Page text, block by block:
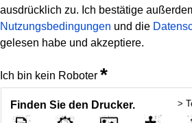
ausdrücklich zu. Ich bestätige
Nutzungsbedingungen und die
gelesen habe und akzeptiere.
Ich bin kein Roboter *
Finden Sie den Drucker. >